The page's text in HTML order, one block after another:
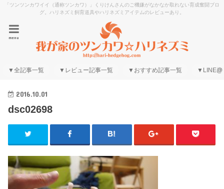
「ツンツンカワイイ（通称ツンカワ）」くりけんさんのご機嫌がなかなか取れない育成奮闘ブロ
グ。ハリネズミ飼育道具やハリネズミアイテムのレビューあり。
menu
▼全記事一覧 ▼レビュー記事一覧 ▼おすすめ記事一覧 ▼LINE@
2016.10.01
dsc02698